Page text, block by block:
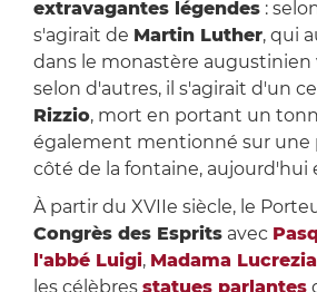
extravagantes légendes:
s'agirait de Martin Luther, qui
dans le monastère augustinien
selon d'autres, il s'agirait d'un
Rizzio, mort en portant un
également mentionné sur une
côté de la fontaine, aujourd'hui
À partir du XVIIe siècle, le
Congrès des Espritsavec
l'abbé Luigi, Madama Lucrezia
les célèbres statues parlantes